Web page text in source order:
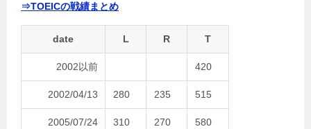
⇒TOEICの戦績まとめ
date L R T
2002以前 420
2002/04/13 280 235 515
2005/07/24 310 270 580